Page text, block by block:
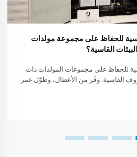
للحفاظ على مجموعة مولدات
القاسية؟
للحفاظ على مجموعات المولدات ذات
القاسية. وفّر من الأعطال، وطوّل عمر